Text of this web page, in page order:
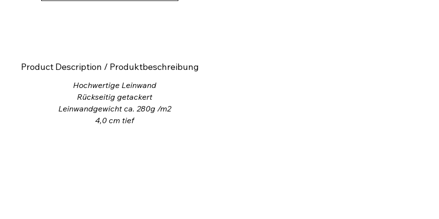
Product Description / Produktbeschreibung
Hochwertige Leinwand
Rückseitig getackert
Leinwandgewicht ca. 280g /m2
4,0 cm tief